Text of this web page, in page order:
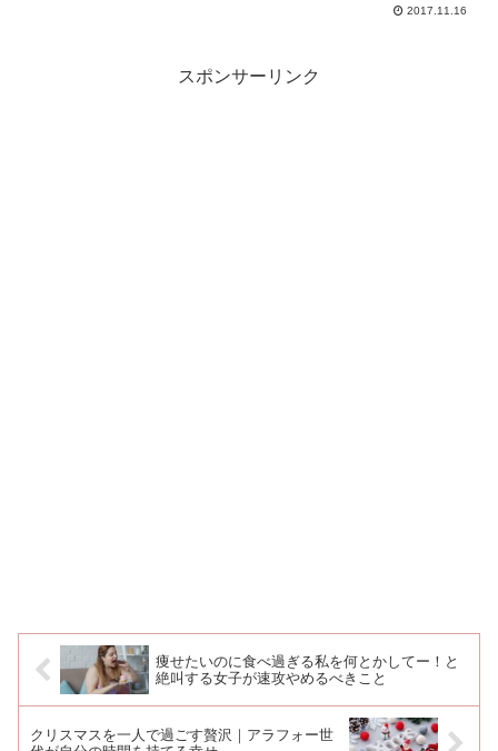
なります。私はストッキングを履けば季
2017.11.16
スポンサーリンク
痩せたいのに食べ過ぎる私を何とかしてー！と
絶叫する女子が速攻やめるべきこと
クリスマスを一人で過ごす贅沢｜アラフォー世